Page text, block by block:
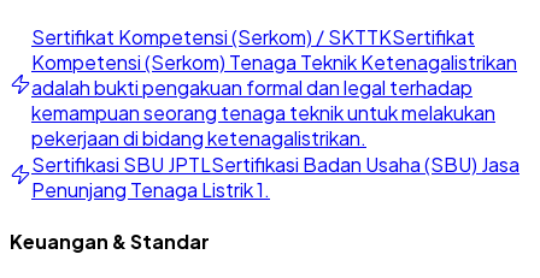
Sertifikat Kompetensi (Serkom) / SKTTKSertifikat
Kompetensi (Serkom) Tenaga Teknik Ketenagalistrikan
adalah bukti pengakuan formal dan legal terhadap
kemampuan seorang tenaga teknik untuk melakukan
pekerjaan di bidang ketenagalistrikan.
Sertifikasi SBU JPTLSertifikasi Badan Usaha (SBU) Jasa
Penunjang Tenaga Listrik 1.
Keuangan & Standar